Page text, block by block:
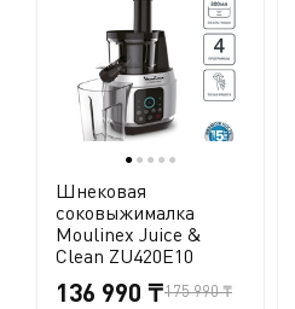
● ● ● ● ●
Шнековая
соковыжималка
Moulinex Juice &
Clean ZU420E10
136 990 ₸175 990 ₸